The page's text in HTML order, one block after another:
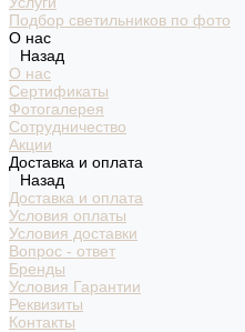
Подбор светильников по фото
О нас
Назад
О нас
Сертификаты
Фотогалерея
Сотрудничество
Акции
Доставка и оплата
Назад
Доставка и оплата
Условия оплаты
Условия доставки
Вопрос - ответ
Бренды
Условия Гарантии
Реквизиты
Контакты